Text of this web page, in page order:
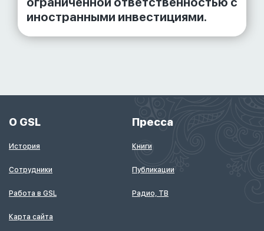
иностранными инвестициями.
О GSL
История
Сотрудники
Работа в GSL
Карта сайта
Пресса
Книги
Публикации
Радио, ТВ